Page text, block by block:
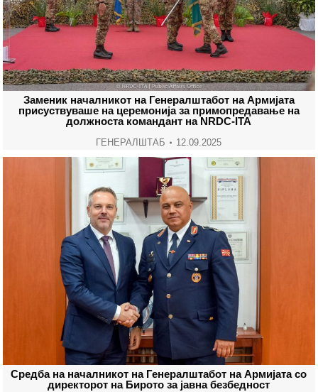
Заменик началникот на Генералштабот на Армијата
присуствуваше на церемонија за примопредавање на
должноста командант на NRDC-ITA
ГЕНЕРАЛШТАБ 12.09.2025
Средба на началникот на Генералштабот на Армијата со
директорот на Бирото за јавна безбедност